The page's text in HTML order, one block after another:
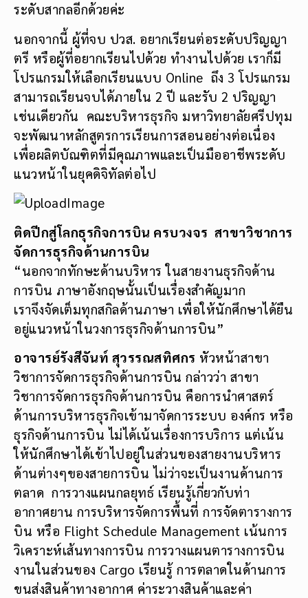
ระดับสากลอีกด้วยค่ะ
นอกจากนี้ ผู้ที่จบ ปวส. อยากเรียนต่อระดับปริญญา
ตรี หรือผู้ที่อยากเรียนไปด้วย ทำงานไปด้วย เราก็มี
โปรแกรมให้เลือกเรียนแบบ Online ถึง 3 โปรแกรม
สามารถเรียนจบได้ภายใน 2 ปี และรับ 2 ปริญญา
เช่นเดียวกัน คณะบริหารธุรกิจ มหาวิทยาลัยศรีปทุม
จะพัฒนาหลักสูตรการเรียนการสอนอย่างต่อเนื่อง
เพื่อผลิตบัณฑิตที่มีคุณภาพและเป็นมืออาชีพระดับ
แนวหน้าในยุคดิจิทัลต่อไป
ติดปีกสู่โลกธุรกิจการบิน ครบวงจร สาขาวิชาการ
จัดการธุรกิจด้านการบิน
“นอกจากทักษะด้านบริหาร ในสายงานธุรกิจด้าน
การบิน ภาษาอังกฤษนั้นเป็นเรื่องสำคัญมาก
เราจึงจัดเต็มทุกสกิลด้านภาษา เพื่อให้นักศึกษาได้ยืน
อยู่แนวหน้าในวงการธุรกิจด้านการบิน”
อาจารย์รังสีจันท์ สุวรรณสทิศกร หัวหน้าสาขา
วิชาการจัดการธุรกิจด้านการบิน กล่าวว่า สาขา
วิชาการจัดการธุรกิจด้านการบิน คือการนำศาสตร์
ด้านการบริหารธุรกิจเข้ามาจัดการระบบ องค์กร หรือ
ธุรกิจด้านการบิน ไม่ได้เน้นเรื่องการบริการ แต่เน้น
ให้นักศึกษาได้เข้าไปอยู่ในส่วนของสายงานบริหาร
ด้านต่างๆของสายการบิน ไม่ว่าจะเป็นงานด้านการ
ตลาด การวางแผนกลยุทธ์ เรียนรู้เกี่ยวกับท่า
อากาศยาน การบริหารจัดการพื้นที่ การจัดตารางการ
บิน หรือ Flight Schedule Management เน้นการ
วิเคราะห์เส้นทางการบิน การวางแผนตารางการบิน
งานในส่วนของ Cargo เรียนรู้ การตลาดในด้านการ
ขนส่งสินค้าทางอากาศ ค่าระวางสินค้าและค่า